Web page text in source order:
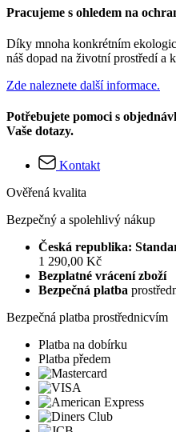
Pracujeme s ohledem na
Díky mnoha konkrétním
náš dopad na životní prostředí a
Zde naleznete další informace.
Potřebujete pomoci s
Vaše dotazy.
Kontakt
Ověřená kvalita
Bezpečný a spolehlivý nákup
Česká republika:
1 290,00 Kč
Bezplatné vrácení zboží
Bezpečná platba
Bezpečná platba prostřednicvím
Platba na dobírku
Platba předem